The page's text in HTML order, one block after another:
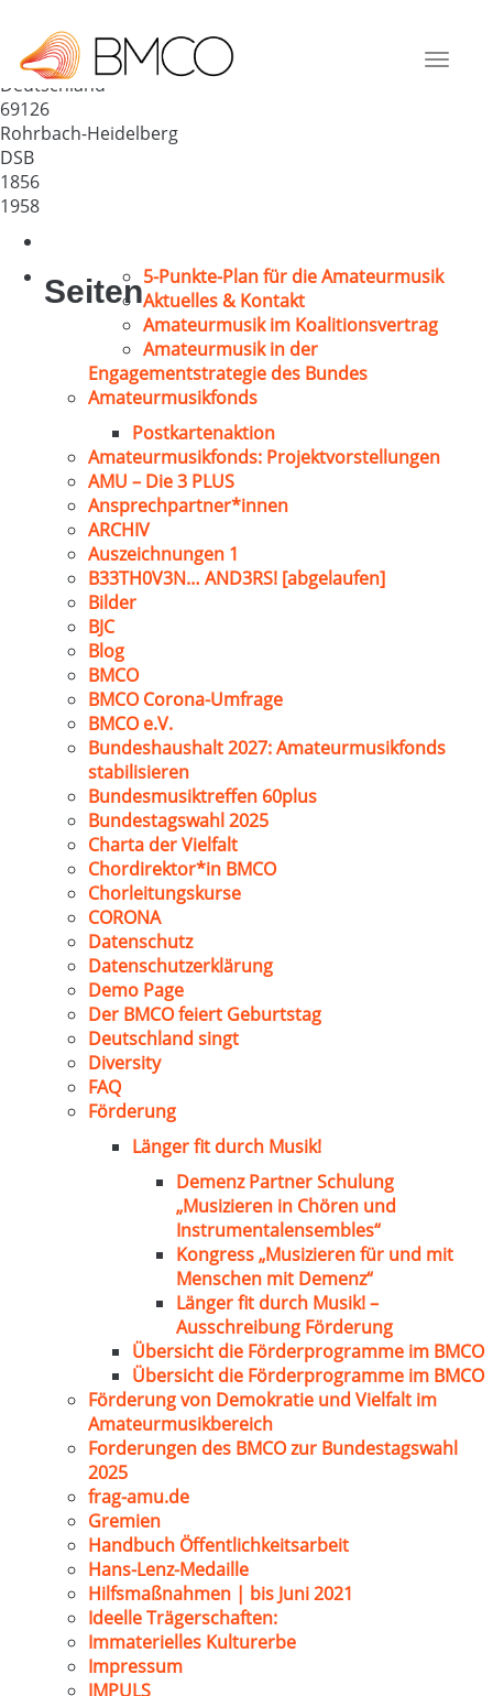
Toggle
Rohrbach-Heidelberg
Deutschland
69126
Rohrbach-Heidelberg
DSB
1856
1958
Seiten5-Punkte-Plan für die Amateurmusik
Aktuelles & Kontakt
Amateurmusik im Koalitionsvertrag
Amateurmusik in der
Engagementstrategie des Bundes
Amateurmusikfonds
Postkartenaktion
Amateurmusikfonds: Projektvorstellungen
AMU – Die 3 PLUS
Ansprechpartner*innen
ARCHIV
Auszeichnungen 1
B33TH0V3N… AND3RS! [abgelaufen]
Bilder
BJC
Blog
BMCO
BMCO Corona-Umfrage
BMCO e.V.
Bundeshaushalt 2027: Amateurmusikfonds
stabilisieren
Bundesmusiktreffen 60plus
Bundestagswahl 2025
Charta der Vielfalt
Chordirektor*in BMCO
Chorleitungskurse
CORONA
Datenschutz
Datenschutzerklärung
Demo Page
Der BMCO feiert Geburtstag
Deutschland singt
Diversity
FAQ
Förderung
Länger fit durch Musik!
Demenz Partner Schulung
„Musizieren in Chören und
Instrumentalensembles“
Kongress „Musizieren für und mit
Menschen mit Demenz“
Länger fit durch Musik! –
Ausschreibung Förderung
Übersicht die Förderprogramme im BMCO
Übersicht die Förderprogramme im BMCO
Förderung von Demokratie und Vielfalt im
Amateurmusikbereich
Forderungen des BMCO zur Bundestagswahl
2025
frag-amu.de
Gremien
Handbuch Öffentlichkeitsarbeit
Hans-Lenz-Medaille
Hilfsmaßnahmen | bis Juni 2021
Ideelle Trägerschaften:
Immaterielles Kulturerbe
Impressum
IMPULS